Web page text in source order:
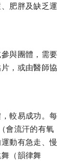
肥胖及缺乏運
與團體，需要
，或由醫師協
較易成功。每
會流汗的有氧
動有急走、慢
（韻律舞